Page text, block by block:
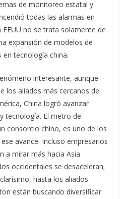
de monitoreo estatal y
todas las alarmas en
no se trata solamente de
expansión de modelos de
tecnología china.
interesante, aunque
los aliados más cercanos de
China logró avanzar
tecnología. El metro de
consorcio chino, es uno de los
avance. Incluso empresarios
a mirar más hacia Asia
occidentales se desaceleran;
hasta los aliados
están buscando diversificar